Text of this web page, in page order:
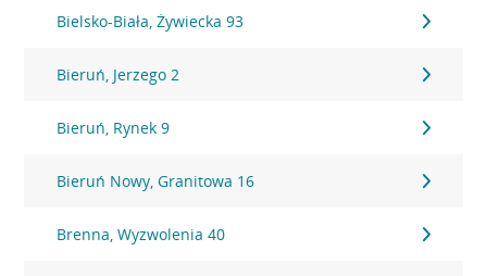
Bielsko-Biała, Żywiecka 93
Bieruń, Jerzego 2
Bieruń, Rynek 9
Bieruń Nowy, Granitowa 16
Brenna, Wyzwolenia 40